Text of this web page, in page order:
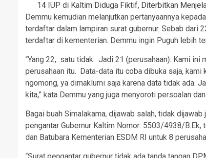
14 IUP di Kaltim Diduga Fiktif, Diterbitkan
Demmu kemudian melanjutkan pertanyaannya
terdaftar dalam lampiran surat gubernur. Sebab dari
terdaftar di kementerian. Demmu ingin Puguh lebih
“Yang 22, satu tidak. Jadi 21 (perusahaan). Kami ini
perusahaan itu. Data-data itu coba dibuka saja,
ngomong, ya dimaklumi saja karena data tidak ada.
kita,” kata Demmu yang juga menyoroti persoalan
Bagai buah Simalakama, dijawab salah, tidak
pengantar Gubernur Kaltim Nomor: 5503/4938/
dan Batubara Kementerian ESDM RI untuk 8